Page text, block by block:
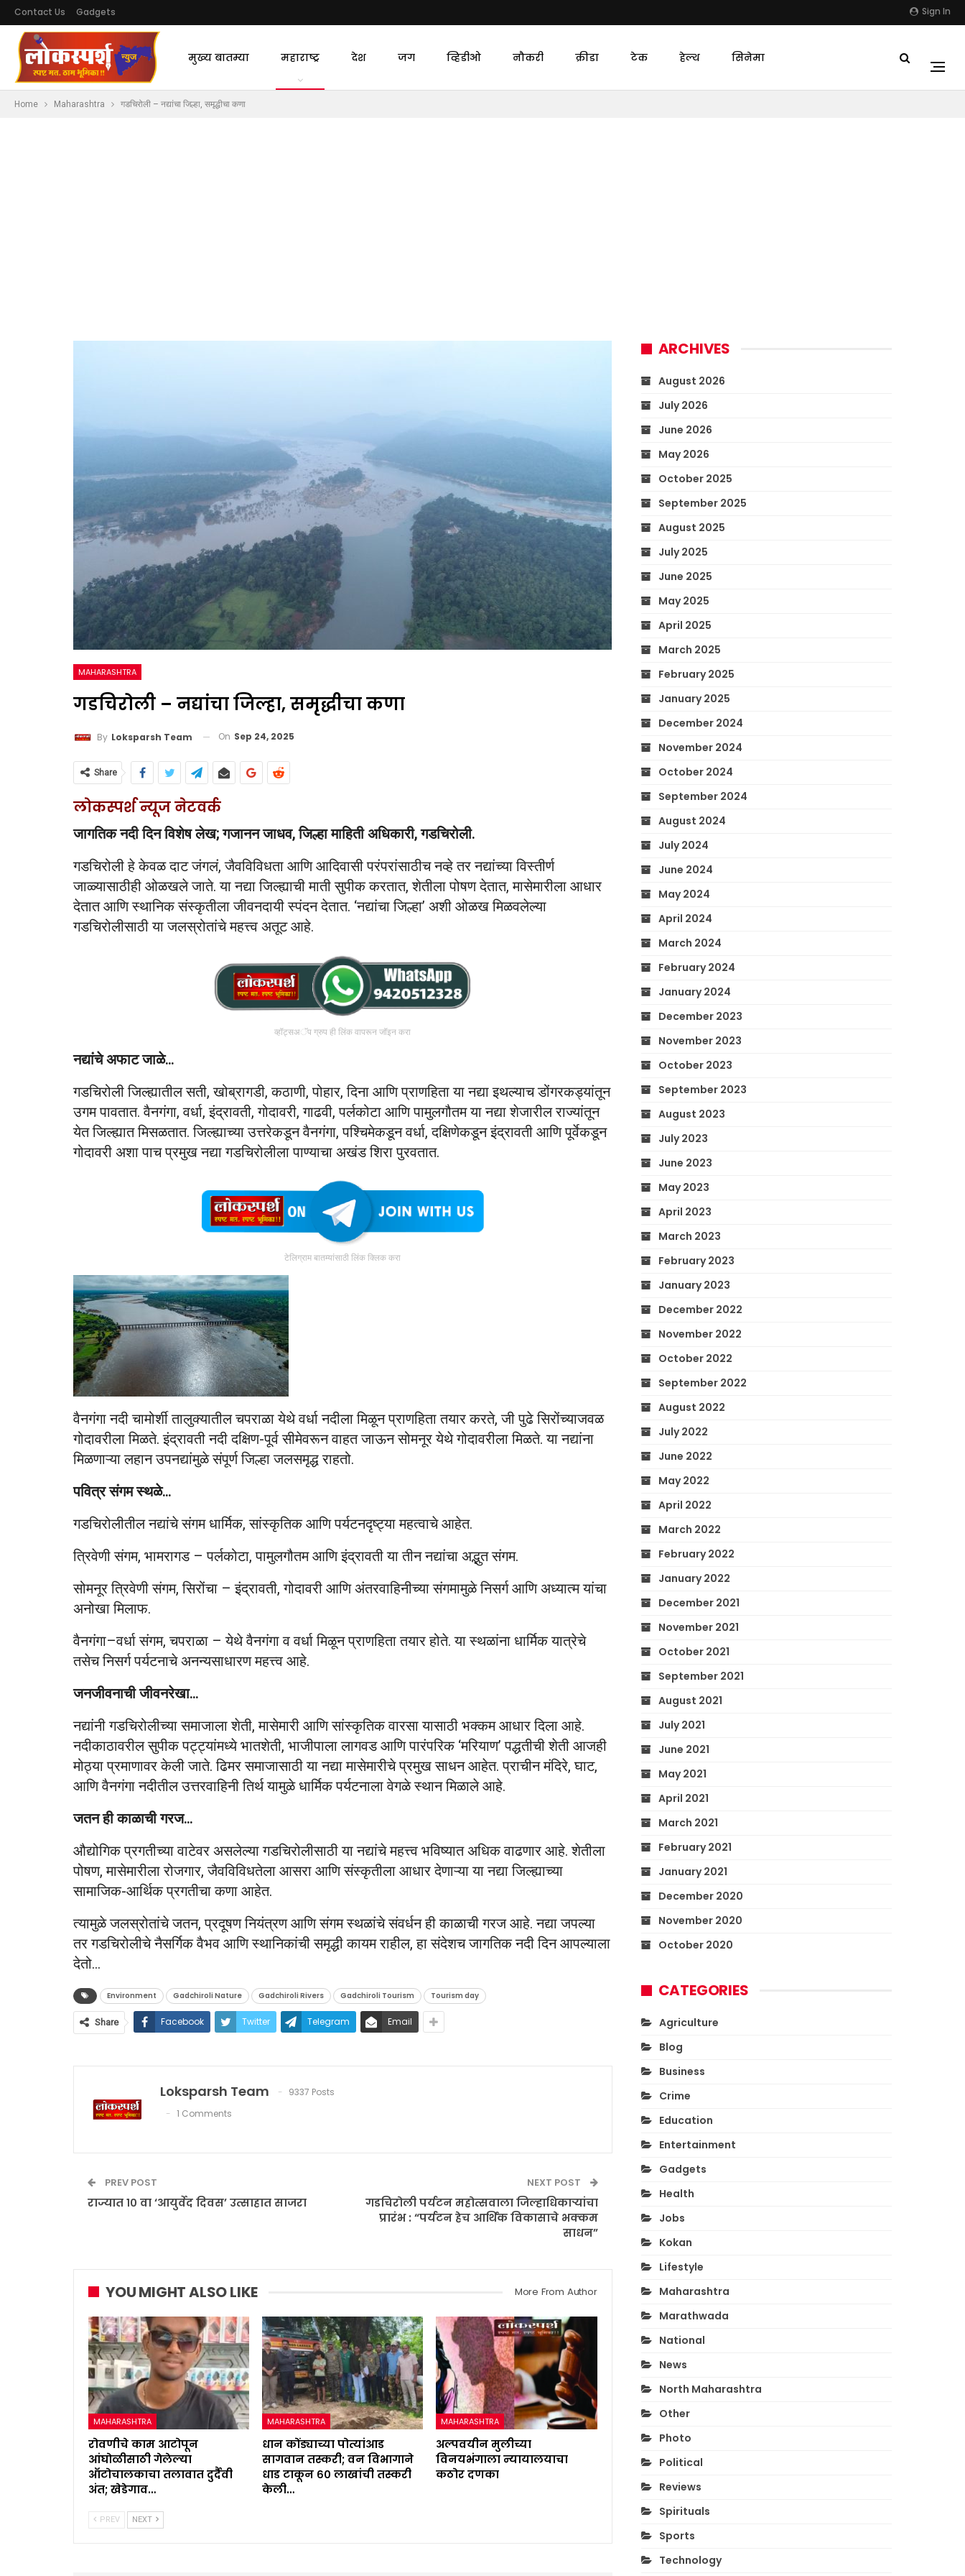
Sign In
Contact Us Gadgets
मुख्य बातम्या महाराष्ट्र देश जग व्हिडीओ नौकरी क्रीडा टेक हेल्थ सिनेमा
Home Maharashtra गडचिरोली – नद्यांचा जिल्हा, समृद्धीचा कणा
MAHARASHTRA
गडचिरोली – नद्यांचा जिल्हा, समृद्धीचा कणा
By Loksparsh Team On Sep 24, 2025
Share
लोकस्पर्श न्यूज नेटवर्क
जागतिक नदी दिन विशेष लेख; गजानन जाधव, जिल्हा माहिती अधिकारी, गडचिरोली.
गडचिरोली हे केवळ दाट जंगलं, जैवविविधता आणि आदिवासी परंपरांसाठीच नव्हे तर नद्यांच्या विस्तीर्ण
जाळ्यासाठीही ओळखले जाते. या नद्या जिल्ह्याची माती सुपीक करतात, शेतीला पोषण देतात, मासेमारीला आधार
देतात आणि स्थानिक संस्कृतीला जीवनदायी स्पंदन देतात. ‘नद्यांचा जिल्हा’ अशी ओळख मिळवलेल्या
गडचिरोलीसाठी या जलस्रोतांचे महत्त्व अतूट आहे.
व्हॉट्सअॅप ग्रुप ही लिंक वापरून जॉइन करा
नद्यांचे अफाट जाळे…
गडचिरोली जिल्ह्यातील सती, खोब्रागडी, कठाणी, पोहार, दिना आणि प्राणहिता या नद्या इथल्याच डोंगरकड्यांतून
उगम पावतात. वैनगंगा, वर्धा, इंद्रावती, गोदावरी, गाढवी, पर्लकोटा आणि पामुलगौतम या नद्या शेजारील राज्यांतून
येत जिल्ह्यात मिसळतात. जिल्ह्याच्या उत्तरेकडून वैनगंगा, पश्चिमेकडून वर्धा, दक्षिणेकडून इंद्रावती आणि पूर्वेकडून
गोदावरी अशा पाच प्रमुख नद्या गडचिरोलीला पाण्याचा अखंड शिरा पुरवतात.
टेलिग्राम बातम्यांसाठी लिंक क्लिक करा
वैनगंगा नदी चामोर्शी तालुक्यातील चपराळा येथे वर्धा नदीला मिळून प्राणहिता तयार करते, जी पुढे सिरोंच्याजवळ
गोदावरीला मिळते. इंद्रावती नदी दक्षिण-पूर्व सीमेवरून वाहत जाऊन सोमनूर येथे गोदावरीला मिळते. या नद्यांना
मिळणाऱ्या लहान उपनद्यांमुळे संपूर्ण जिल्हा जलसमृद्ध राहतो.
पवित्र संगम स्थळे…
गडचिरोलीतील नद्यांचे संगम धार्मिक, सांस्कृतिक आणि पर्यटनदृष्ट्या महत्वाचे आहेत.
त्रिवेणी संगम, भामरागड – पर्लकोटा, पामुलगौतम आणि इंद्रावती या तीन नद्यांचा अद्भुत संगम.
सोमनूर त्रिवेणी संगम, सिरोंचा – इंद्रावती, गोदावरी आणि अंतरवाहिनीच्या संगमामुळे निसर्ग आणि अध्यात्म यांचा
अनोखा मिलाफ.
वैनगंगा–वर्धा संगम, चपराळा – येथे वैनगंगा व वर्धा मिळून प्राणहिता तयार होते. या स्थळांना धार्मिक यात्रेचे
तसेच निसर्ग पर्यटनाचे अनन्यसाधारण महत्त्व आहे.
जनजीवनाची जीवनरेखा…
नद्यांनी गडचिरोलीच्या समाजाला शेती, मासेमारी आणि सांस्कृतिक वारसा यासाठी भक्कम आधार दिला आहे.
नदीकाठावरील सुपीक पट्ट्यांमध्ये भातशेती, भाजीपाला लागवड आणि पारंपरिक ‘मरियाण’ पद्धतीची शेती आजही
मोठ्या प्रमाणावर केली जाते. ढिमर समाजासाठी या नद्या मासेमारीचे प्रमुख साधन आहेत. प्राचीन मंदिरे, घाट,
आणि वैनगंगा नदीतील उत्तरवाहिनी तिर्थ यामुळे धार्मिक पर्यटनाला वेगळे स्थान मिळाले आहे.
जतन ही काळाची गरज…
औद्योगिक प्रगतीच्या वाटेवर असलेल्या गडचिरोलीसाठी या नद्यांचे महत्त्व भविष्यात अधिक वाढणार आहे. शेतीला
पोषण, मासेमारीला रोजगार, जैवविविधतेला आसरा आणि संस्कृतीला आधार देणाऱ्या या नद्या जिल्ह्याच्या
सामाजिक-आर्थिक प्रगतीचा कणा आहेत.
त्यामुळे जलस्रोतांचे जतन, प्रदूषण नियंत्रण आणि संगम स्थळांचे संवर्धन ही काळाची गरज आहे. नद्या जपल्या
तर गडचिरोलीचे नैसर्गिक वैभव आणि स्थानिकांची समृद्धी कायम राहील, हा संदेशच जागतिक नदी दिन आपल्याला
देतो…
Environment Gadchiroli Nature Gadchiroli Rivers Gadchiroli Tourism Tourism day
Share Facebook Twitter Telegram Email
Loksparsh Team
9337 Posts
1 Comments
PREV POST
राज्यात १० वा ‘आयुर्वेद दिवस’ उत्साहात साजरा
NEXT POST
गडचिरोली पर्यटन महोत्सवाला जिल्हाधिकाऱ्यांचा
प्रारंभ : “पर्यटन हेच आर्थिक विकासाचे भक्कम
साधन”
YOU MIGHT ALSO LIKE More From Author
MAHARASHTRA
रोवणीचे काम आटोपून
आंघोळीसाठी गेलेल्या
ऑटोचालकाचा तलावात दुर्दैवी
अंत; खेडेगाव…
MAHARASHTRA
धान कोंड्याच्या पोत्यांआड
सागवान तस्करी; वन विभागाने
धाड टाकून ६० लाखांची तस्करी
केली…
MAHARASHTRA
अल्पवयीन मुलीच्या
विनयभंगाला न्यायालयाचा
कठोर दणका
PREV NEXT
ARCHIVES
August 2026
July 2026
June 2026
May 2026
October 2025
September 2025
August 2025
July 2025
June 2025
May 2025
April 2025
March 2025
February 2025
January 2025
December 2024
November 2024
October 2024
September 2024
August 2024
July 2024
June 2024
May 2024
April 2024
March 2024
February 2024
January 2024
December 2023
November 2023
October 2023
September 2023
August 2023
July 2023
June 2023
May 2023
April 2023
March 2023
February 2023
January 2023
December 2022
November 2022
October 2022
September 2022
August 2022
July 2022
June 2022
May 2022
April 2022
March 2022
February 2022
January 2022
December 2021
November 2021
October 2021
September 2021
August 2021
July 2021
June 2021
May 2021
April 2021
March 2021
February 2021
January 2021
December 2020
November 2020
October 2020
CATEGORIES
Agriculture
Blog
Business
Crime
Education
Entertainment
Gadgets
Health
Jobs
Kokan
Lifestyle
Maharashtra
Marathwada
National
News
North Maharashtra
Other
Photo
Political
Reviews
Spirituals
Sports
Technology